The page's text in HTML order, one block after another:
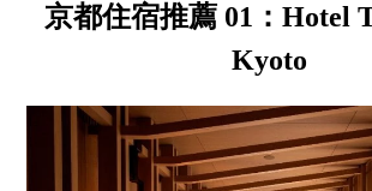
京都住宿推薦 01：Hotel
Kyoto